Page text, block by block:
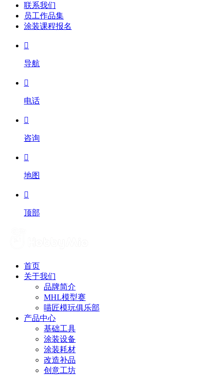
联系我们
员工作品集
涂装课程报名

导航

电话

咨询

地图

顶部
首页
关于我们
品牌简介
MHL模型赛
喵匠模玩俱乐部
产品中心
基础工具
涂装设备
涂装耗材
改造补品
创意工坊